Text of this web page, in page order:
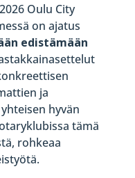
Oulu City
on ajatus
edistämään
ja
hyvän
tämä
rohkeaa